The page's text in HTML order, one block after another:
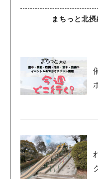
ご狩りのシーズンは6月中
ご狩りを楽しんでもらえるよう、 ハウス内の温度
納得です！ 予約はWEBの
空きが出ることも いちご
け付けています（電話予約不可）。 人気のた
埋まってしまうことも多く、3
グラムを チェックすれば、運よく予約が取れるかもしれませ
ん。 施設の目の前にある旧細河小学校のグラウンド（今は公園
として利用可）には 大きな桜の木があり、春にはお花見もでき
るんですって！ 近くには五月山公園や五月山動物園があり、 い
なども園内でいただけます。 今シーズンは5月下旬ごろまで
いちごが味わえるそうです。 ハウスの中は暖かいので、寒
期のいちご狩りもオススメ
ら！ いちご狩りの予約は
ら予約開始となります（電話での受
いや、子ども向けの遊び場
に、やぎやうさぎのいる動
えさやり体験ができたり、
姿に娘もびっくり！ いちご園を下り、道路を渡った先の「くら
まちっと北